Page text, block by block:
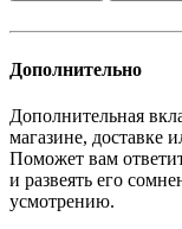
Дополнительно
Дополнительная
магазине, доставке
Поможет вам
и развеять его
усмотрению.